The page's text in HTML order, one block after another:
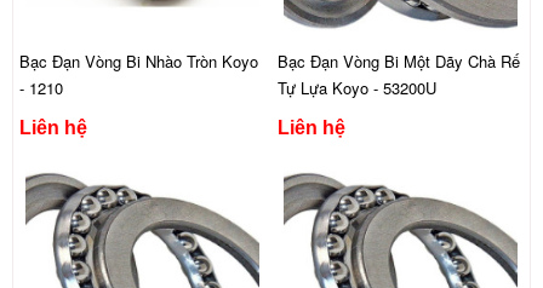
Bạc Đạn Vòng Bi Nhào Tròn Koyo
- 1210
Liên hệ
Bạc Đạn Vòng Bi Một Dãy Chà Rế
Tự Lựa Koyo - 53200U
Liên hệ